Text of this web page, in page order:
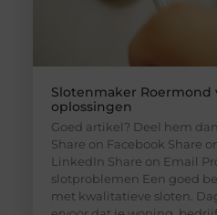
Slotenmaker Roermond
oplossingen
Goed artikel? Deel hem
Share on Facebook Share
LinkedIn Share on Email
slotproblemen Een goed
met kwalitatieve sloten.